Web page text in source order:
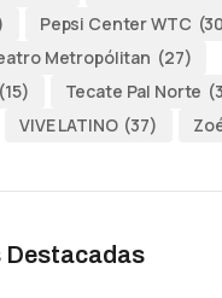
Pepsi Center WTC
Metropólitan (27)
(15) Tecate Pal Norte
VIVE LATINO (37)
Destacadas